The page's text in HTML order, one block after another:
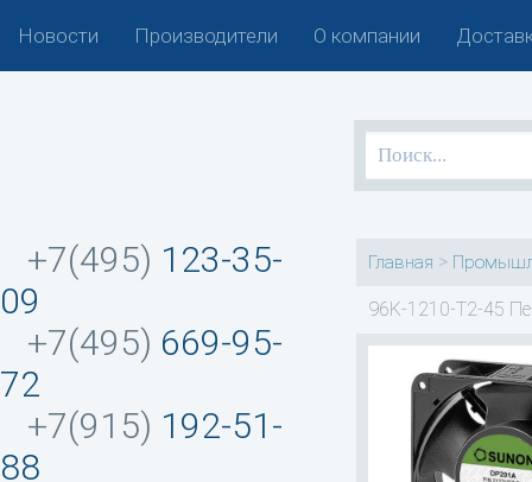
Новости Производители О компании
+7(495) 123-35-
09
+7(495) 669-95-
72
+7(915) 192-51-
88
Главная >
96K-1210-T2-45